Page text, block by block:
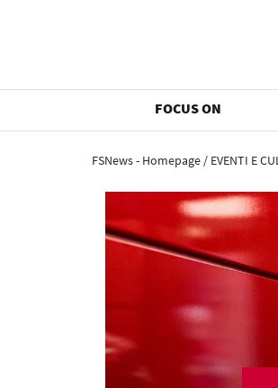
FOCUS ON
FSNews - Homepage / EVENTI E